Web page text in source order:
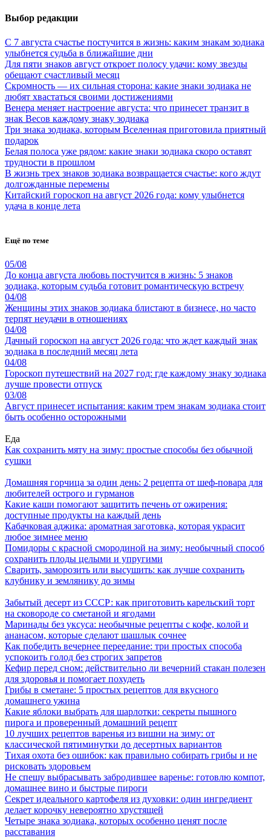
Выбор редакции
С 7 августа счастье постучится в жизнь: каким знакам зодиака
улыбнется судьба в ближайшие дни
Для пяти знаков август откроет полосу удачи: кому звезды
обещают счастливый месяц
Скромность — их сильная сторона: какие знаки зодиака не
любят хвастаться своими достижениями
Венера меняет настроение августа: что принесет транзит в
знак Весов каждому знаку зодиака
Три знака зодиака, которым Вселенная приготовила приятный
подарок
Белая полоса уже рядом: какие знаки зодиака скоро оставят
трудности в прошлом
В жизнь трех знаков зодиака возвращается счастье: кого ждут
долгожданные перемены
Китайский гороскоп на август 2026 года: кому улыбнется
удача в конце лета
Ещё по теме
05/08
До конца августа любовь постучится в жизнь: 5 знаков
зодиака, которым судьба готовит романтическую встречу
04/08
Женщины этих знаков зодиака блистают в бизнесе, но часто
терпят неудачи в отношениях
04/08
Дачный гороскоп на август 2026 года: что ждет каждый знак
зодиака в последний месяц лета
04/08
Гороскоп путешествий на 2027 год: где каждому знаку зодиака
лучше провести отпуск
03/08
Август принесет испытания: каким трем знакам зодиака стоит
быть особенно осторожными
Еда
Как сохранить мяту на зиму: простые способы без обычной
сушки
Домашняя горчица за один день: 2 рецепта от шеф-повара для
любителей острого и гурманов
Какие каши помогают защитить печень от ожирения:
доступные продукты на каждый день
Кабачковая аджика: ароматная заготовка, которая украсит
любое зимнее меню
Помидоры с красной смородиной на зиму: необычный способ
сохранить плоды целыми и упругими
Сварить, заморозить или высушить: как лучше сохранить
клубнику и землянику до зимы
Забытый десерт из СССР: как приготовить карельский торт
на сковороде со сметаной и ягодами
Маринады без уксуса: необычные рецепты с кофе, колой и
ананасом, которые сделают шашлык сочнее
Как победить вечернее переедание: три простых способа
успокоить голод без строгих запретов
Кефир перед сном: действительно ли вечерний стакан полезен
для здоровья и помогает похудеть
Грибы в сметане: 5 простых рецептов для вкусного
домашнего ужина
Какие яблоки выбрать для шарлотки: секреты пышного
пирога и проверенный домашний рецепт
10 лучших рецептов варенья из вишни на зиму: от
классической пятиминутки до десертных вариантов
Тихая охота без ошибок: как правильно собирать грибы и не
рисковать здоровьем
Не спешу выбрасывать забродившее варенье: готовлю компот,
домашнее вино и быстрые пироги
Секрет идеального картофеля из духовки: один ингредиент
делает корочку невероятно хрустящей
Четыре знака зодиака, которых особенно ценят после
расставания